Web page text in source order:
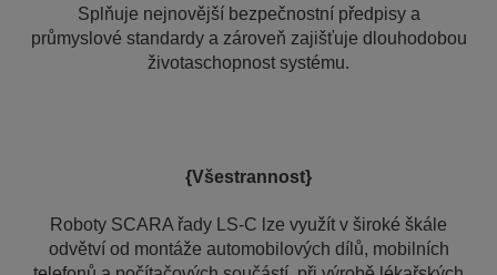
Splňuje nejnovější bezpečnostní předpisy a
průmyslové standardy a zároveň zajišťuje dlouhodobou
životaschopnost systému.
{Všestrannost}
Roboty SCARA řady LS-C lze využít v široké škále
odvětví od montáže automobilových dílů, mobilních